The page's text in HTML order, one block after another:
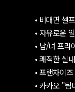
• 비대면 셀
• 자유로운
• 남/녀 프라
• 쾌적한 실
• 프랜차이
• 카카오 "